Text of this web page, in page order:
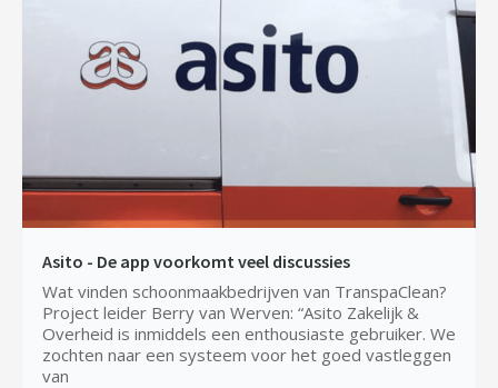
Asito - De app voorkomt veel discussies
Wat vinden schoonmaakbedrijven van TranspaClean?
Project leider Berry van Werven: “Asito Zakelijk &
Overheid is inmiddels een enthousiaste gebruiker. We
zochten naar een systeem voor het goed vastleggen
van